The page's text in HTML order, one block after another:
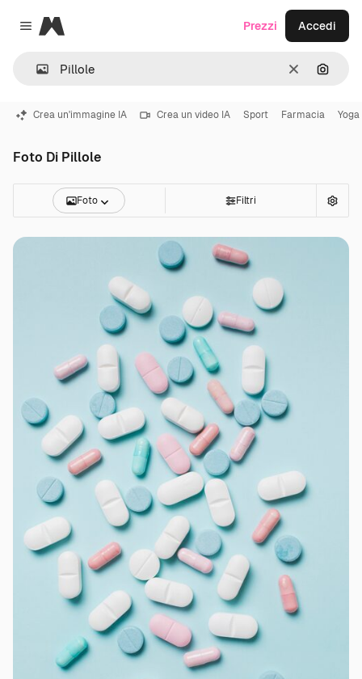
Close menu
Magnific
CancellaCerca
Prezzi Accedi
Crea un'immagine IA Crea un video IA Sport Farmacia Yoga
Foto Di Pillole
Foto Filtri